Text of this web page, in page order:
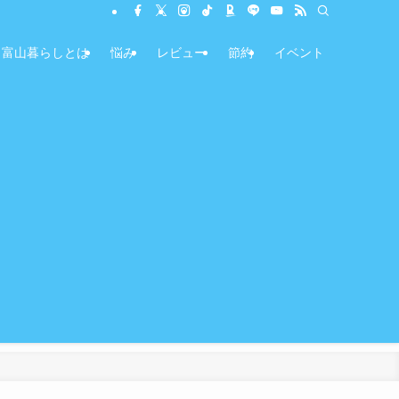
富山暮らしとは 悩み レビュー 節約 イベント